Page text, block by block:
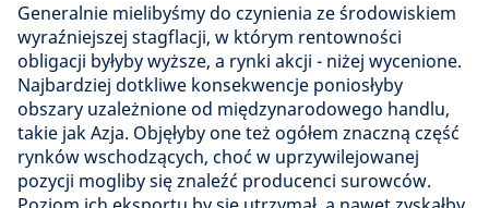
Generalnie mielibyśmy do czynienia ze środowiskiem
wyraźniejszej stagflacji, w którym rentowności
obligacji byłyby wyższe, a rynki akcji - niżej wycenione.
Najbardziej dotkliwe konsekwencje poniosłyby
obszary uzależnione od międzynarodowego handlu,
takie jak Azja. Objęłyby one też ogółem znaczną część
rynków wschodzących, choć w uprzywilejowanej
pozycji mogliby się znaleźć producenci surowców.